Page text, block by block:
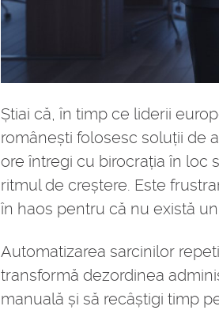
Știai că, în timp ce liderii
românești folosesc soluții de
ore întregi cu birocrația în loc
ritmul de creștere. Este
în haos pentru că nu există
Automatizarea sarcinilor
transformă dezordinea
manuală și să recâștigi timp